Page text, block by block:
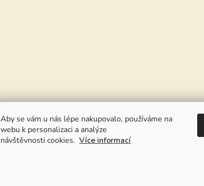
Aby se vám u nás lépe nakupovalo, používáme na
webu k personalizaci a analýze
návštěvnosti cookies. Více informací